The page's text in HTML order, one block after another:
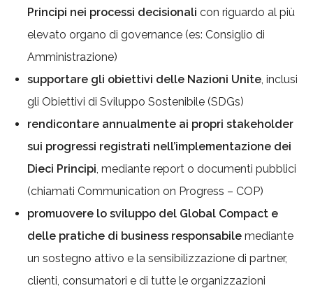
Principi nei processi decisionali con riguardo al più
elevato organo di governance (es: Consiglio di
Amministrazione)
supportare gli obiettivi delle Nazioni Unite , inclusi
gli Obiettivi di Sviluppo Sostenibile (SDGs)
rendicontare annualmente ai propri stakeholder
sui progressi registrati nell’implementazione dei
Dieci Principi , mediante report o documenti pubblici
(chiamati Communication on Progress – COP)
promuovere lo sviluppo del Global Compact e
delle pratiche di business responsabile mediante
un sostegno attivo e la sensibilizzazione di partner,
clienti, consumatori e di tutte le organizzazioni